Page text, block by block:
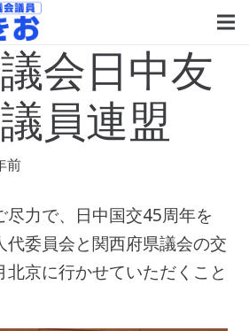
会日中友
員連盟
前
尽力で、日中国交45周年を
代委員会と関西府県議会の交
京に行かせていただくこと